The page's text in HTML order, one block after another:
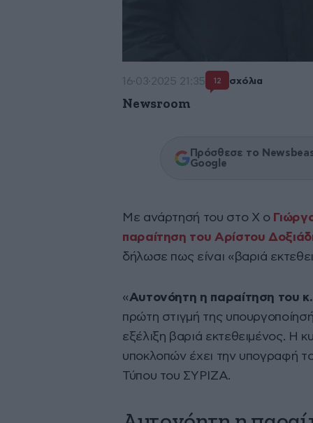
16·03·2025 21:35 12 σχόλια
Newsroom
Πρόσθεσε το
Google
Με ανάρτησή του στο Χ ο
παραίτηση του Αρίστου
δήλωσε πως είναι «βαριά
«Αυτονόητη η παραίτηση του
πρώτη στιγμή της
εξέλιξη βαριά εκτεθειμένος. Η
υποκλοπών έχει την υπογραφή
Τύπου του ΣΥΡΙΖΑ.